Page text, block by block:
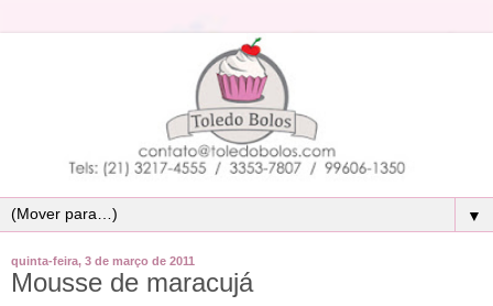
▼
quinta-feira, 3 de março de 2011
Mousse de maracujá